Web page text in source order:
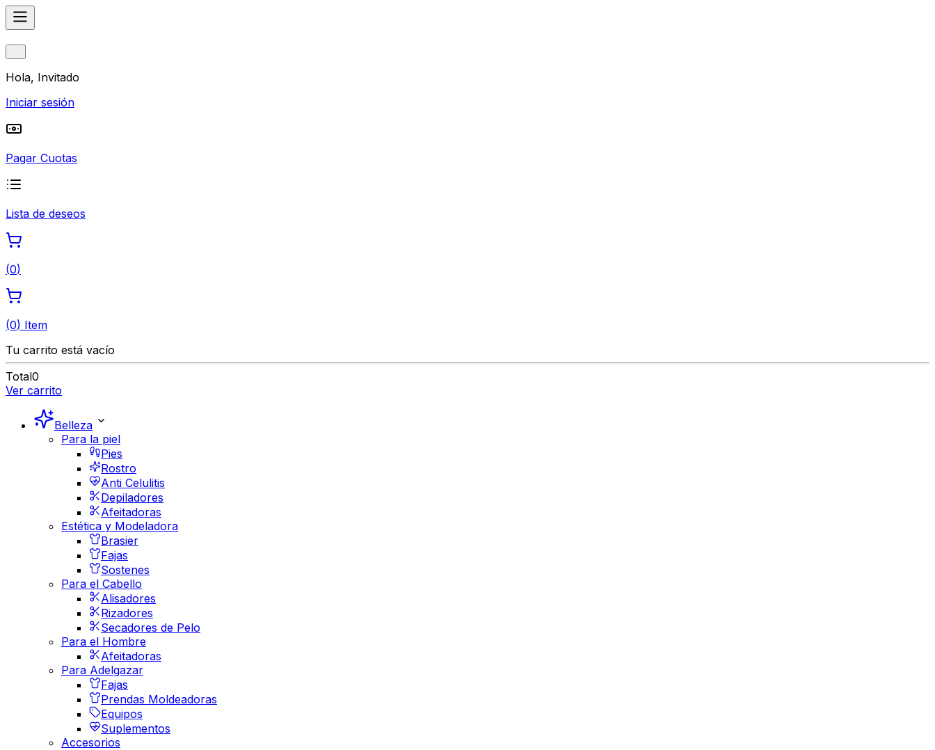
Hola, Invitado
Iniciar sesión
Pagar Cuotas
Lista de deseos
(0)
(0) Item
Tu carrito está vacío
Total0
Ver carrito
Belleza
Para la piel
Pies
Rostro
Anti Celulitis
Depiladores
Afeitadoras
Estética y Modeladora
Brasier
Fajas
Sostenes
Para el Cabello
Alisadores
Rizadores
Secadores de Pelo
Para el Hombre
Afeitadoras
Para Adelgazar
Fajas
Prendas Moldeadoras
Equipos
Suplementos
Accesorios